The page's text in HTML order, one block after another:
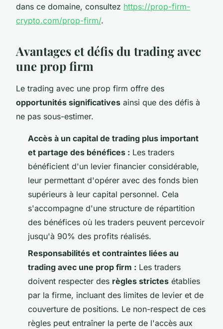
dans ce domaine, consultez https://prop-firm-
crypto.com/prop-firm/.
Avantages et défis du trading avec
une prop firm
Le trading avec une prop firm offre des
opportunités significatives ainsi que des défis à
ne pas sous-estimer.
Accès à un capital de trading plus important
et partage des bénéfices : Les traders
bénéficient d'un levier financier considérable,
leur permettant d'opérer avec des fonds bien
supérieurs à leur capital personnel. Cela
s'accompagne d'une structure de répartition
des bénéfices où les traders peuvent percevoir
jusqu'à 90% des profits réalisés.
Responsabilités et contraintes liées au
trading avec une prop firm : Les traders
doivent respecter des règles strictes établies
par la firme, incluant des limites de levier et de
couverture de positions. Le non-respect de ces
règles peut entraîner la perte de l'accès aux